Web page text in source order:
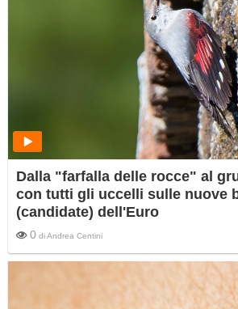
Dalla "farfalla delle rocce" al
con tutti gli uccelli sulle nuove
(candidate) dell'Euro
0 diAndrea Centini